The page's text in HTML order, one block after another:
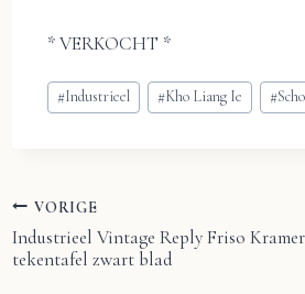
* VERKOCHT *
Bericht
tags:
#Industrieel #Kho Liang Ie #
Bericht
VORIGE
Industrieel Vintage Reply Friso
tekentafel zwart blad